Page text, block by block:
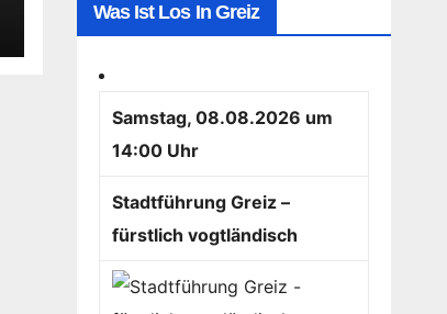
Was Ist Los In Greiz
Samstag, 08.08.2026 um
14:00 Uhr
Stadtführung Greiz –
fürstlich vogtländisch